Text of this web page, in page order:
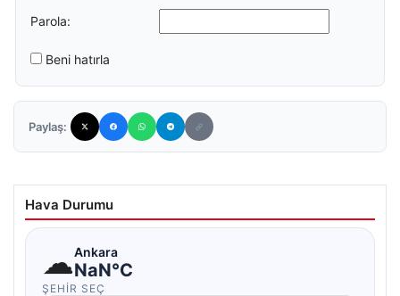
Parola:
Beni hatırla
Paylaş:
Hava Durumu
☁Ankara
NaN°C
ŞEHIR SEÇ